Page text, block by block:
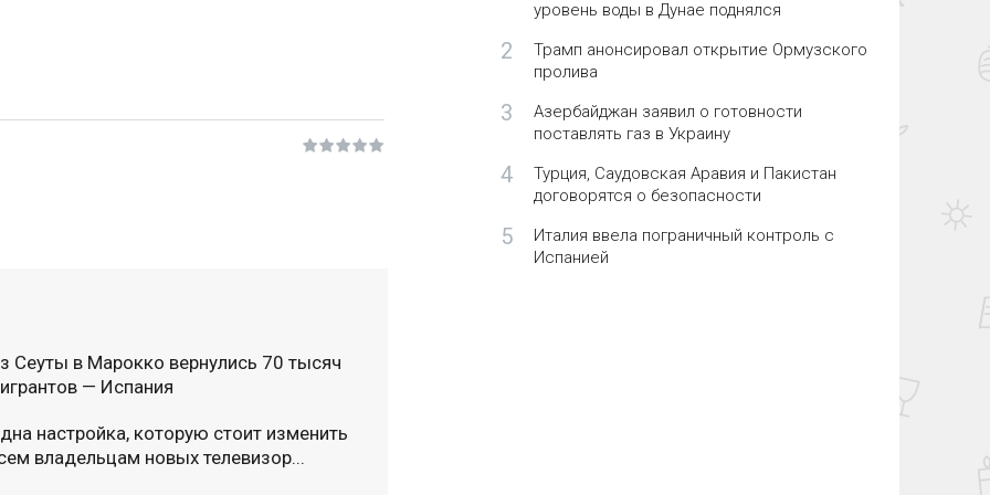
Сеуты в Марокко вернулись 70 тысяч
— Испания
настройка, которую стоит изменить
владельцам новых телевизор...
уровень воды в Дунае поднялся
2
Трамп анонсировал открытие Ормузского
пролива
3
Азербайджан заявил о готовности
поставлять газ в Украину
4
Турция, Саудовская Аравия и Пакистан
договорятся о безопасности
5
Италия ввела пограничный контроль с
Испанией